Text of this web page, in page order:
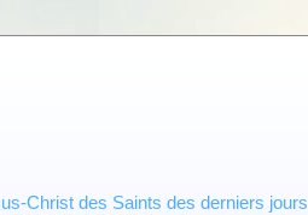
Christ des Saints des derniers jours